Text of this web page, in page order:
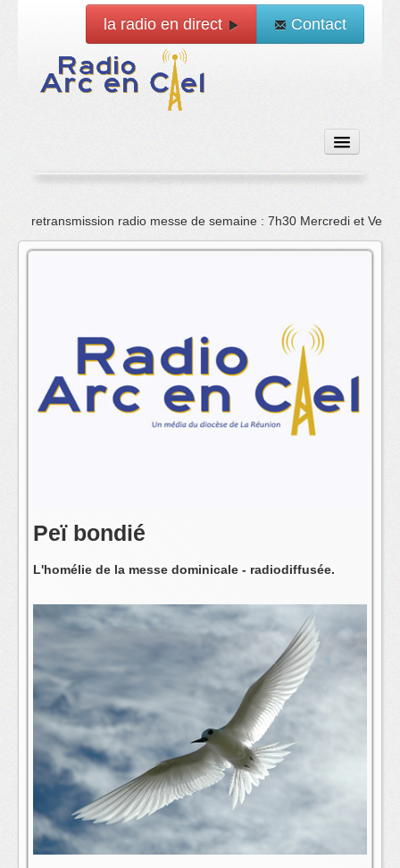
la radio en direct Contact
Accueil
Emissions
La radio
L'équipe
retransmission radio messe de semaine : 7h30 Mercredi et
Peï bondié
L'homélie de la messe dominicale - radiodiffusée.